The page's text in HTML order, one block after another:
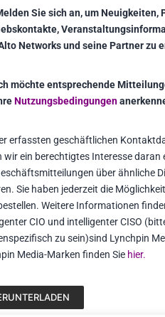
Sie sich an, um Neuigkeiten,
Networks und seine Partner zu
möchte entsprechende
Nutzungsbedingungen
erfassten geschäftlichen
wir ein berechtigtes Interesse daran
über ähnliche
Sie haben jederzeit die
Weitere Informationen
CIO und intelligenter CISO
zu sein)sind Lynchpin
Media-Marken finden Siehier.